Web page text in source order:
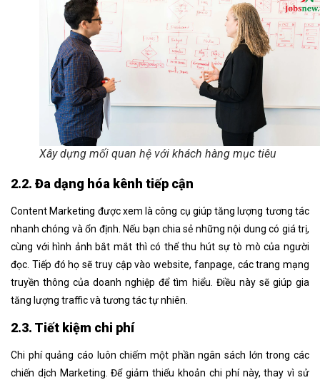
Xây dựng mối quan hệ với khách hàng mục tiêu
2.2. Đa dạng hóa kênh tiếp cận
Content Marketing được xem là công cụ giúp tăng lượng tương tác
nhanh chóng và ổn định. Nếu bạn chia sẻ những nội dung có giá trị,
cùng với hình ảnh bắt mắt thì có thể thu hút sự tò mò của người
đọc. Tiếp đó họ sẽ truy cập vào website, fanpage, các trang mạng
truyền thông của doanh nghiệp để tìm hiểu. Điều này sẽ giúp gia
tăng lượng traffic và tương tác tự nhiên.
2.3. Tiết kiệm chi phí
Chi phí quảng cáo luôn chiếm một phần ngân sách lớn trong các
chiến dịch Marketing. Để giảm thiểu khoản chi phí này, thay vì sử